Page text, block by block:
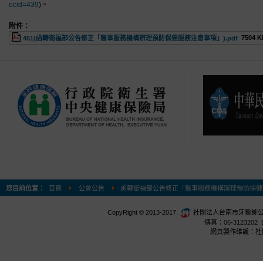
ocid=439)。
附件：
451(函轉衛福部公告修正「醫事服務機構辦理預防保健服務注意事項」).pdf 7504
您目前位置： 首頁 公會公告 函轉衛福部公告修正「醫事服務機構辦理預防保
CopyRight © 2013-2017.
社團法人台南市牙醫師
傳真：06-3123202
網頁製作維護：